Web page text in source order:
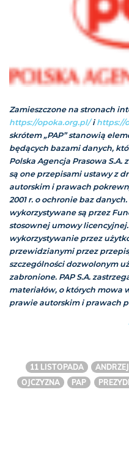
Zamieszczone na stronach
https://opoka.org.pl/i https://
skrótem „PAP” stanowią
będących bazami danych,
Polska Agencja Prasowa S.A.
są one przepisami ustawy z
autorskim i prawach
2001 r. o ochronie baz
wykorzystywane są przez
stosownej umowy
wykorzystywanie przez
przewidzianymi przez
szczególności dozwolonym
zabronione. PAP S.A.
materiałów, o których mowa
prawie autorskim i prawach
11 LISTOPADA
OJCZYZNA
PAP